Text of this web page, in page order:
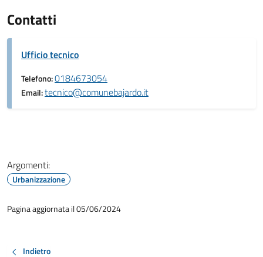
Contatti
Ufficio tecnico
Telefono:0184673054
Email:tecnico@comunebajardo.it
Argomenti:
Urbanizzazione
Pagina aggiornata il 05/06/2024
Indietro